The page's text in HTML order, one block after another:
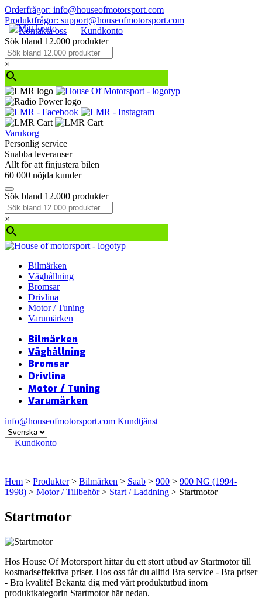
Orderfrågor: info@houseofmotorsport.com
Produktfrågor: support@houseofmotorsport.com
Kontakta oss
Kundkonto
Sök bland 12.000 produkter
×
Varukorg
Personlig service
Snabba leveranser
Allt för att finjustera bilen
60 000 nöjda kunder
Sök bland 12.000 produkter
×
Bilmärken
Väghållning
Bromsar
Drivlina
Motor / Tuning
Varumärken
Bilmärken
Väghållning
Bromsar
Drivlina
Motor / Tuning
Varumärken
info@houseofmotorsport.com Kundtjänst
Kundkonto
Hem > Produkter> Bilmärken > Saab > 900 > 900 NG (1994-
1998) > Motor / Tillbehör> Start / Laddning > Startmotor
Startmotor
Hos House Of Motorsport hittar du ett stort utbud av Startmotor till
kostnadseffektiva priser. Hos oss får du alltid Bra service - Bra priser
- Bra kvalité! Bekanta dig med vårt produktutbud inom
produktkategorin Startmotor här nedan.